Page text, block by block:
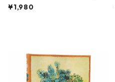
ch 3532 ルートート WR.ポーチ.ラ
¥1,980